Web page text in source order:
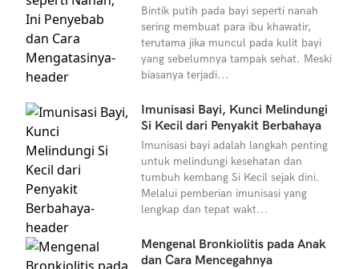
Bintik putih pada bayi seperti nanah
sering membuat para ibu khawatir,
terutama jika muncul pada kulit bayi
yang sebelumnya tampak sehat. Meski
biasanya terjadi...
Imunisasi Bayi, Kunci Melindungi
Si Kecil dari Penyakit Berbahaya
Imunisasi bayi adalah langkah penting
untuk melindungi kesehatan dan
tumbuh kembang Si Kecil sejak dini.
Melalui pemberian imunisasi yang
lengkap dan tepat wakt...
Mengenal Bronkiolitis pada Anak
dan Cara Mencegahnya